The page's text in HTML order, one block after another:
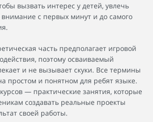
вызвать интерес у детей, увлечь
с первых минут и до самого
часть предполагает игровой
поэтому осваиваемый
и не вызывает скуки. Все термины
простом и понятном для ребят языке.
— практические занятия, которые
создавать реальные проекты
своей работы.